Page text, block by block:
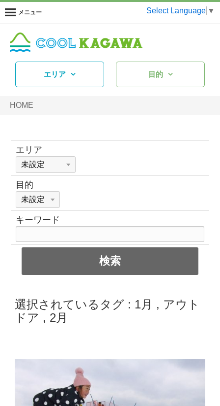
メニュー Select Language ▼
エリア 目的
HOME
エリア
目的
キーワード
選択されているタグ : 1月 , アウト
ドア , 2月